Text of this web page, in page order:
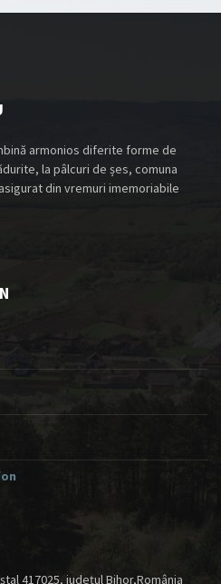
armonios diferite forme de
la pâlcuri de șes, comuna
din vremuri imemoriabile
417025, județul Bihor,România